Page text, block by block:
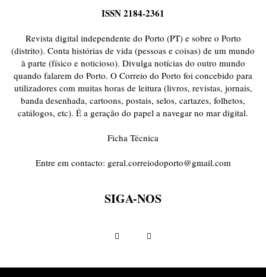
ISSN 2184-2361
Revista digital independente do Porto (PT) e sobre o Porto
(distrito). Conta histórias de vida (pessoas e coisas) de um mundo
à parte (físico e noticioso). Divulga notícias do outro mundo
quando falarem do Porto. O Correio do Porto foi concebido para
utilizadores com muitas horas de leitura (livros, revistas, jornais,
banda desenhada, cartoons, postais, selos, cartazes, folhetos,
catálogos, etc). É a geração do papel a navegar no mar digital.
Ficha Técnica
Entre em contacto: geral.correiodoporto@gmail.com
SIGA-NOS